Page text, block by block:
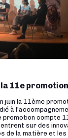
11e promotion
juin la 11ème
à
promotion compte
sur des
de la matière et les